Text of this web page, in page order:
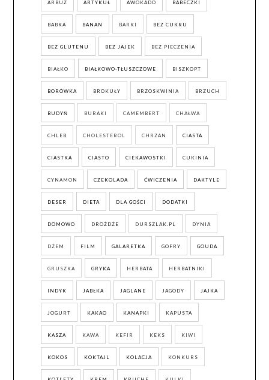
ARBUZ ARTYKUŁ AWOKADO BABECZKI
BABKA BANAN BARKI BEZ CUKRU
BEZ GLUTENU BEZ JAJEK BEZ PIECZENIA
BIAŁKO BIAŁKOWO-TŁUSZCZOWE BISZKOPT
BORÓWKA BROKUŁY BRZOSKWINIA BRZUCH
BUDYŃ BURAKI CAMEMBERT CHAŁWA
CHLEB CHOLESTEROL CHRZAN CIASTA
CIASTKA CIASTO CIEKAWOSTKI CUKINIA
CYNAMON CZEKOLADA ĆWICZENIA DAKTYLE
DESER DIETA DLA GOŚCI DODATKI
DOMOWO DROŻDŻE DURSZLAK.PL DYNIA
DŻEM FILM GALARETKA GOFRY GOUDA
GRUSZKA GRYKA HERBATA HERBATNIKI
INDYK JABŁKA JAGLANE JAGODY JAJKA
JOGURT KAKAO KANAPKI KAPUSTA
KASZA KAWA KEFIR KEKS KIWI
KOKOS KOKTAJL KOLACJA KONKURS